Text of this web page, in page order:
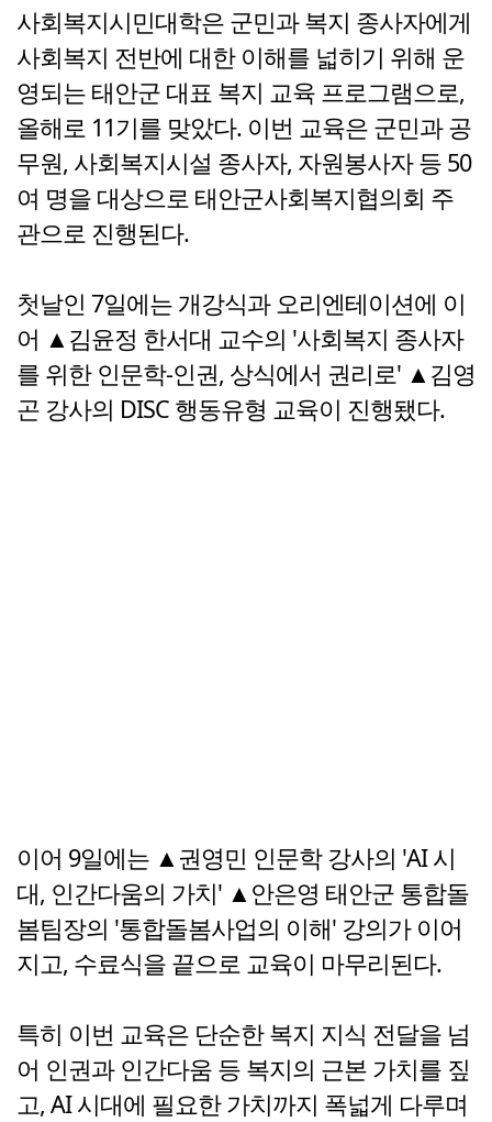
사회복지시민대학은 군민과 복지 종사자에게
사회복지 전반에 대한 이해를 넓히기 위해 운
영되는 태안군 대표 복지 교육 프로그램으로,
올해로 11기를 맞았다. 이번 교육은 군민과 공
무원, 사회복지시설 종사자, 자원봉사자 등 50
여 명을 대상으로 태안군사회복지협의회 주
관으로 진행된다.
첫날인 7일에는 개강식과 오리엔테이션에 이
어 ▲김윤정 한서대 교수의 '사회복지 종사자
를 위한 인문학-인권, 상식에서 권리로' ▲김영
곤 강사의 DISC 행동유형 교육이 진행됐다.
이어 9일에는 ▲권영민 인문학 강사의 'AI 시
대, 인간다움의 가치' ▲안은영 태안군 통합돌
봄팀장의 '통합돌봄사업의 이해' 강의가 이어
지고, 수료식을 끝으로 교육이 마무리된다.
특히 이번 교육은 단순한 복지 지식 전달을 넘
어 인권과 인간다움 등 복지의 근본 가치를 짚
고, AI 시대에 필요한 가치까지 폭넓게 다루며